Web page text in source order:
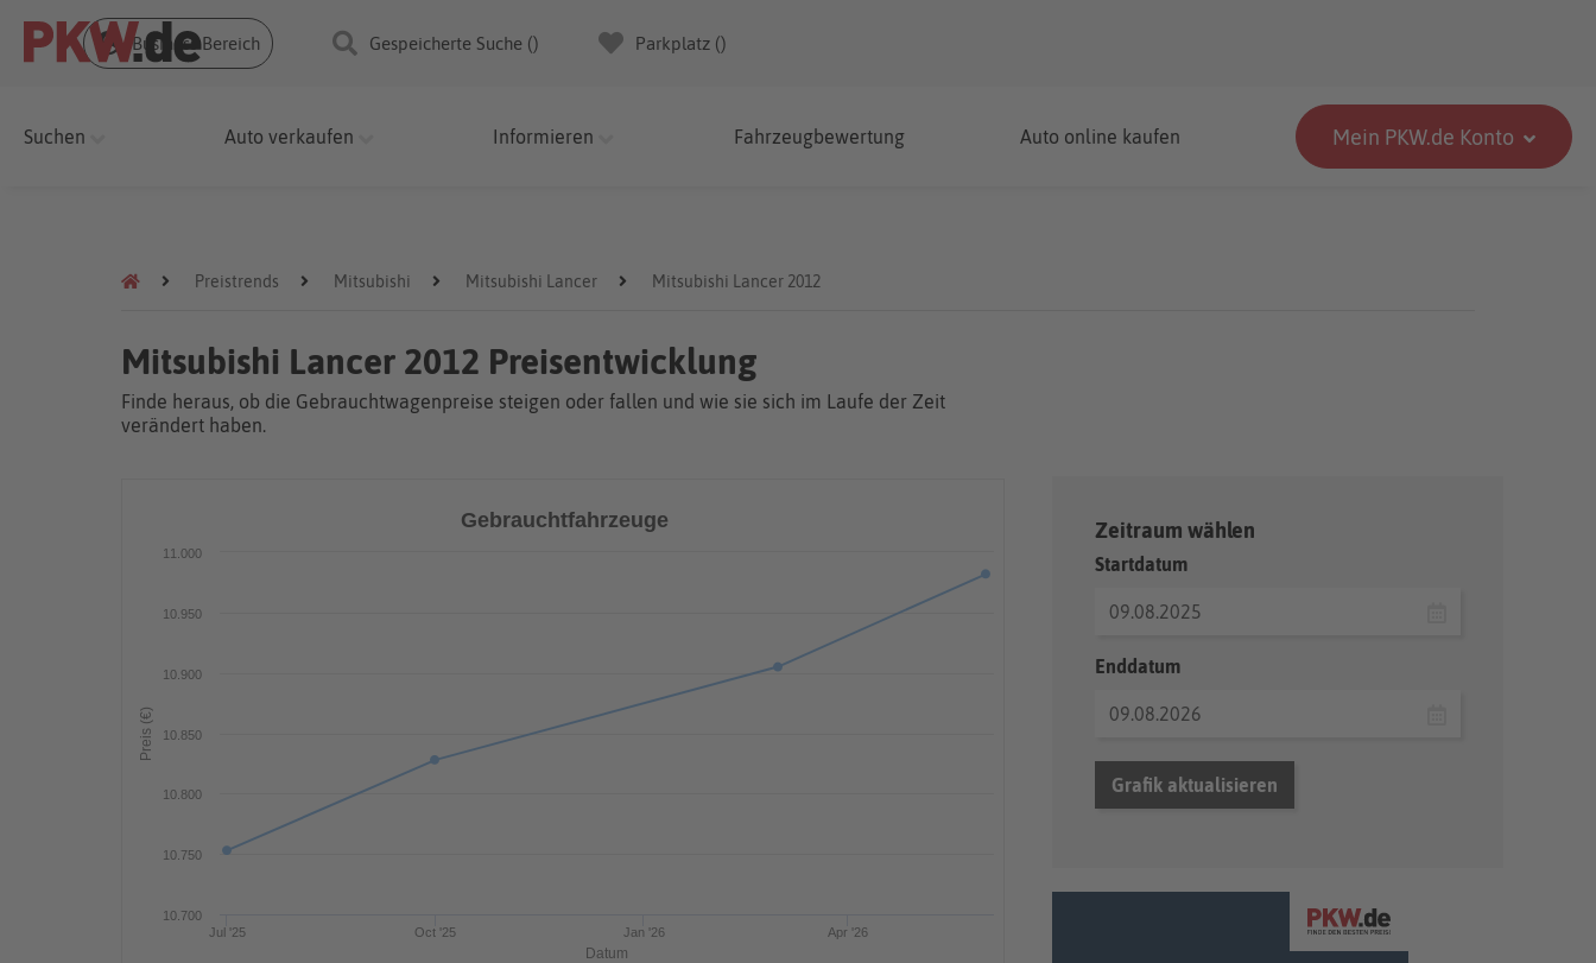
Business Bereich Gespeicherte Suche () Parkplatz ()
Suchen Auto verkaufen Informieren Fahrzeugbewertung Auto online kaufen Mein PKW.de Konto
Preistrends Mitsubishi Mitsubishi Lancer Mitsubishi Lancer 2012
Mitsubishi Lancer 2012 Preisentwicklung
Finde heraus, ob die Gebrauchtwagenpreise steigen oder fallen und wie sie sich im Laufe der Zeit
verändert haben.
Datum
Preis (€)
Gebrauchtfahrzeuge
Jul '25 Oct '25 Jan '26 Apr '26
10.700
10.750
10.800
10.850
10.900
10.950
11.000
Zeitraum wählen
Startdatum
Enddatum
Grafik aktualisieren